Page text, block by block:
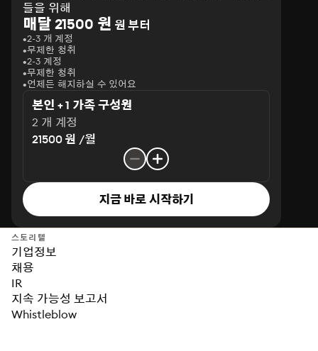
들을 위해
매달 21500 원 원 부터
2-3 개 계정
무제한 청취
2-3 계정
무제한 청취
언제든 해지하실 수 있어요
본인 + 1 가족 구성원
2 개 계정
21500 원 /월
지금 바로 시작하기
스토리텔
기업정보
채용
IR
지속 가능성 보고서
Whistleblow